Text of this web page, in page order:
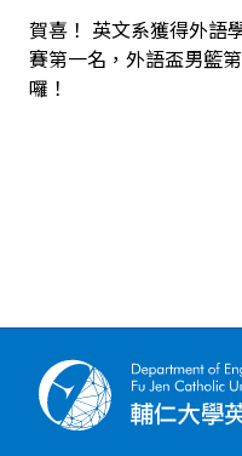
賀喜！ 英文系獲得外語
賽第一名，外語盃男籃
囉！